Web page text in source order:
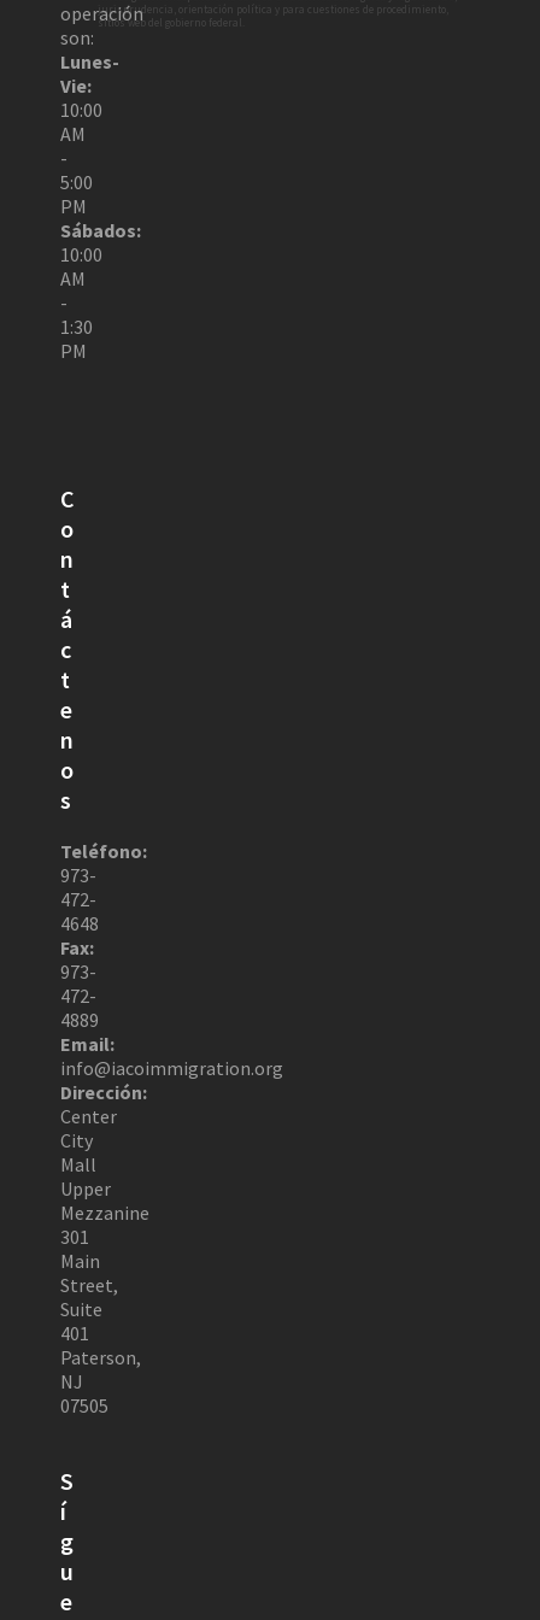
jurisprudencia, orientación política y para cuestiones de procedimiento,
sitios web del gobierno federal.
operación
son:
Lunes-
Vie:
10:00
AM
-
5:00
PM
Sábados:
10:00
AM
-
1:30
PM
C
o
n
t
á
c
t
e
n
o
s
Teléfono:
973-
472-
4648
Fax:
973-
472-
4889
Email:
info@iacoimmigration.org
Dirección:
Center
City
Mall
Upper
Mezzanine
301
Main
Street,
Suite
401
Paterson,
NJ
07505
S
í
g
u
e